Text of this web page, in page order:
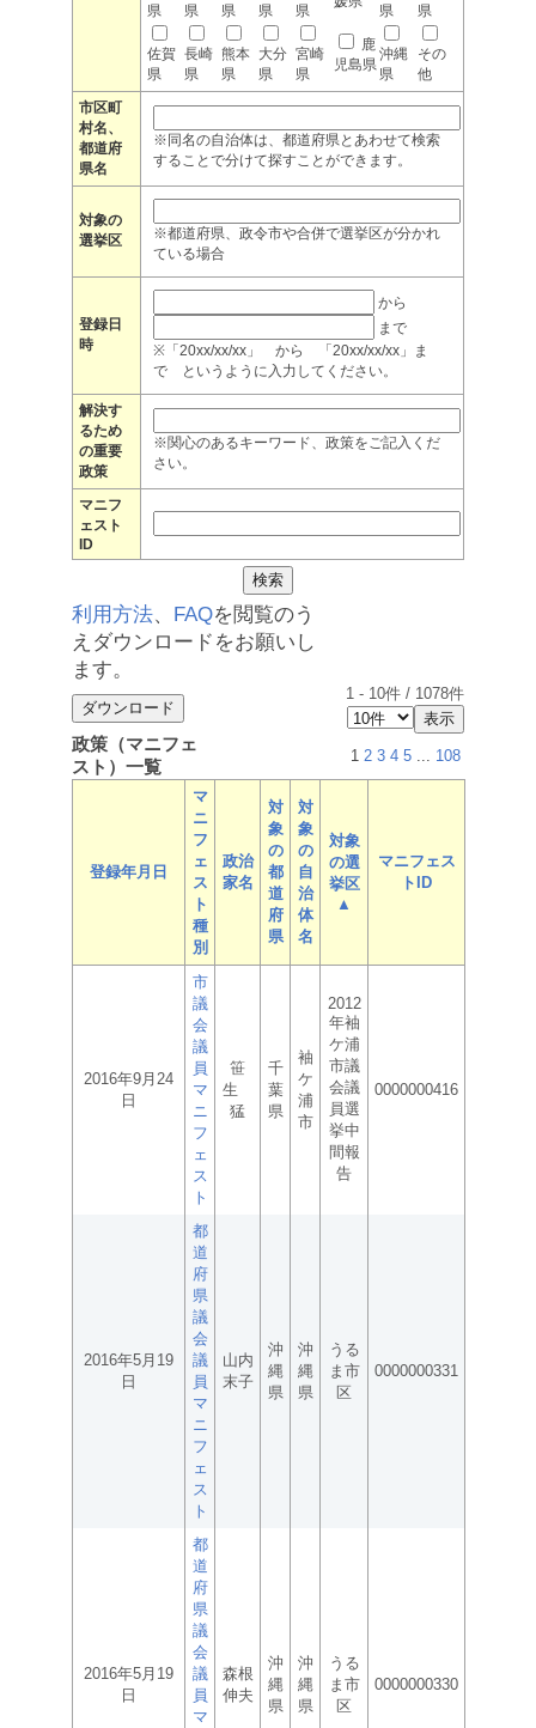
県
県
県
県
県
県
県
佐賀
県
長崎
県
熊本
県
大分
県
宮崎
県
鹿
児島県
沖縄
県
その
他
市区町
村名、
都道府
県名
※同名の自治体は、都道府県とあわせて検索
することで分けて探すことができます。
対象の
選挙区
※都道府県、政令市や合併で選挙区が分かれ
ている場合
登録日
時
から
まで
※「20xx/xx/xx」 から 「20xx/xx/xx」ま
で というように入力してください。
解決す
るため
の重要
政策
※関心のあるキーワード、政策をご記入くだ
さい。
マニフ
ェスト
ID
利用方法、 FAQを閲覧のう
えダウンロードをお願いし
ます。
1 - 10件 / 1078件
政策（マニフェ
スト）一覧
1 2 3 4 5 ... 108
登録年月日
マ
ニ
フ
ェ
ス
ト
種
別
政治
家名
対
象
の
都
道
府
県
対
象
の
自
治
体
名
対象
の選
挙区
▲
マニフェス
トID
2016年9月24
日
市
議
会
議
員
マ
ニ
フ
ェ
ス
ト
笹
生
猛
千
葉
県
袖
ケ
浦
市
2012
年袖
ケ浦
市議
会議
員選
挙中
間報
告
0000000416
2016年5月19
日
都
道
府
県
議
会
議
員
マ
ニ
フ
ェ
ス
ト
山内
末子
沖
縄
県
沖
縄
県
うる
ま市
区
0000000331
2016年5月19
日
都
道
府
県
議
会
議
員
マ
森根
伸夫
沖
縄
県
沖
縄
県
うる
ま市
区
0000000330